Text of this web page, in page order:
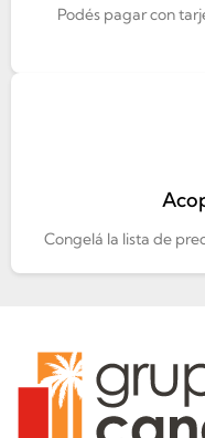
Podés pagar con
Congelá la lista de